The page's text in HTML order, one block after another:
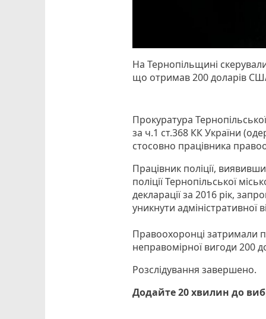
На Тернопільщині
що отримав 200 доларів
Прокуратура
за ч.1 ст.368 КК України
стосовно працівника
Працівник поліції,
поліції Тернопільської
декларації за 2016 рік,
уникнути адміністративної
Правоохоронці затримали
неправомірної вигоди 200
Розслідування завершено.
Додайте 20 хвилин до